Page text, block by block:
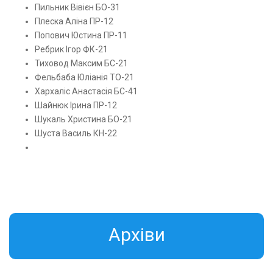
Пильник Вівієн БО-31
Плеска Аліна ПР-12
Попович Юстина ПР-11
Ребрик Ігор ФК-21
Тиховод Максим БС-21
Фельбаба Юліанія ТО-21
Хархаліс Анастасія БС-41
Шайнюк Ірина ПР-12
Шукаль Христина БО-21
Шуста Василь КН-22
Aрхіви